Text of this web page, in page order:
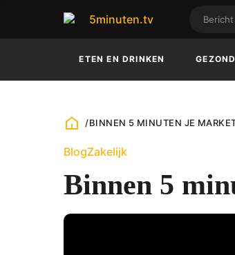
ETEN EN DRINKEN
/BINNEN 5 MINUTEN JE
BlogZakelijk
Binnen 5